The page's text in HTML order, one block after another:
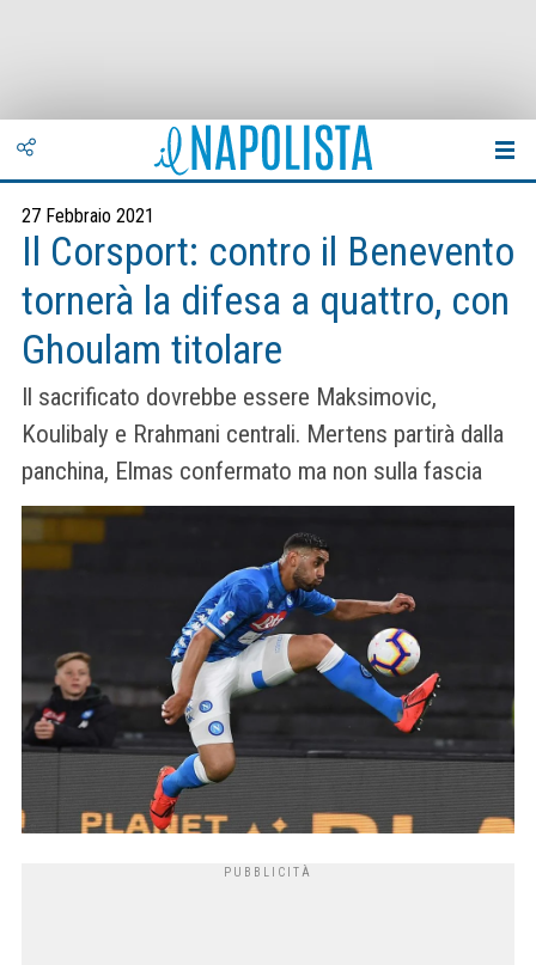
27 Febbraio 2021
Il Corsport: contro il Benevento
tornerà la difesa a quattro, con
Ghoulam titolare
Il sacrificato dovrebbe essere Maksimovic,
Koulibaly e Rrahmani centrali. Mertens partirà dalla
panchina, Elmas confermato ma non sulla fascia